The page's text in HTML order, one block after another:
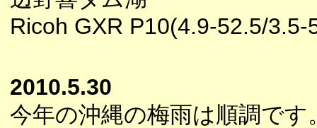
Ricoh GXR P10(4.9-52.5/3.5-
2010.5.30
今年の沖縄の梅雨は順調です